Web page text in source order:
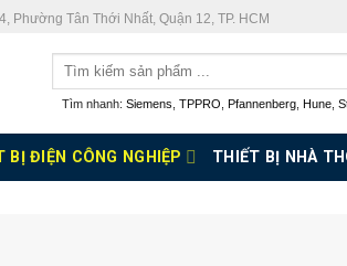
Phường Tân Thới Nhất, Quận 12, TP. HCM
Tìm
Tìm nhanh: Siemens TPPRO Pfannenberg Hune
BỊ ĐIỆN CÔNG NGHIỆP THIẾT BỊ NHÀ